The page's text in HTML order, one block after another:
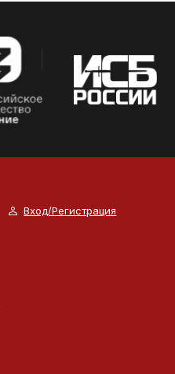
Вход/Регистрация